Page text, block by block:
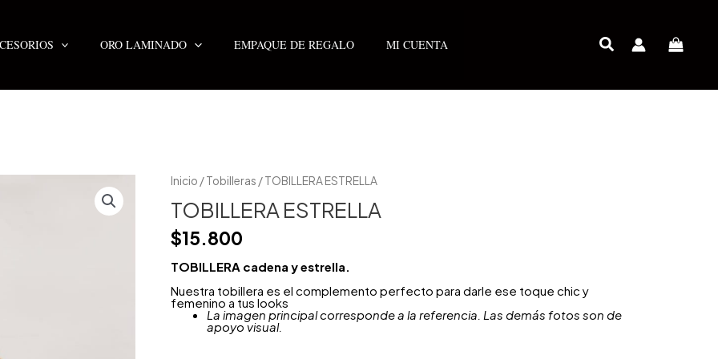
ORO LAMINADO EMPAQUE DE REGALO MI CUENTA
Inicio /Tobilleras / TOBILLERA ESTRELLA
TOBILLERA ESTRELLA
$15.800
TOBILLERA cadena y estrella.
Nuestra tobillera es el complemento perfecto para darle ese toque chic y
femenino a tus looks
La imagen principal corresponde a la referencia. Las demás fotos son de
apoyo visual.
TOBILLERA
ESTRELLA
cantidad